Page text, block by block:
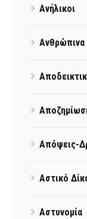
Ανήλικοι
Ανθρώπινα
Απόψεις-
Αστικό
Αστυνομία